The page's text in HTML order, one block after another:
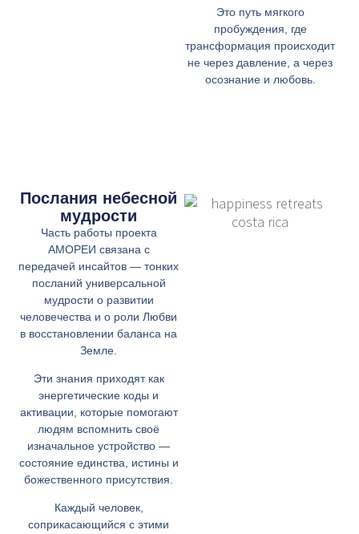
Это путь мягкого
пробуждения, где
трансформация происходит
не через давление, а через
осознание и любовь.
Послания небесной
мудрости
Часть работы проекта
АМОРЕИ связана с
передачей инсайтов — тонких
посланий универсальной
мудрости о развитии
человечества и о роли Любви
в восстановлении баланса на
Земле.
Эти знания приходят как
энергетические коды и
активации, которые помогают
людям вспомнить своё
изначальное устройство —
состояние единства, истины и
божественного присутствия.
Каждый человек,
соприкасающийся с этими